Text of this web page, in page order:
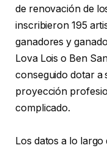
de renovación de
inscribieron 195
ganadores y
Lova Lois o Ben
conseguido dotar a
proyección
complicado.
Los datos a lo largo